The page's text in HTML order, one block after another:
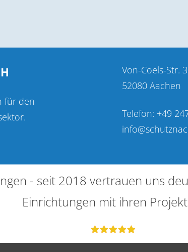
für den
Von-Coels-Str.
52080 Aachen
Telefon: +49
- seit 2018 vertrauen uns
Einrichtungen mit ihren